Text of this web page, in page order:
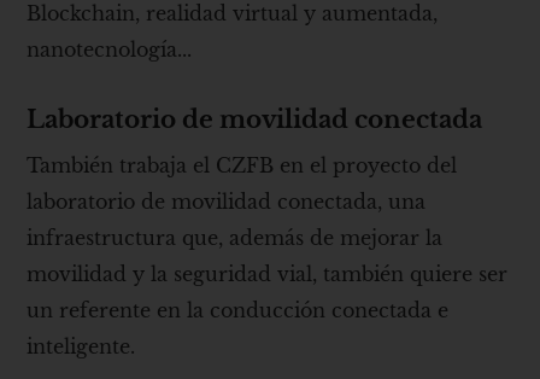
Blockchain, realidad virtual y aumentada,
nanotecnología...
Laboratorio de movilidad conectada
También trabaja el CZFB en el proyecto del
laboratorio de movilidad conectada, una
infraestructura que, además de mejorar la
movilidad y la seguridad vial, también quiere ser
un referente en la conducción conectada e
inteligente.